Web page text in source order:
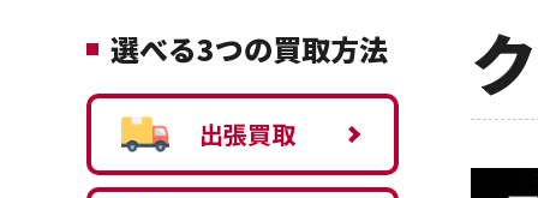
選べる3つの買取方法
出張買取